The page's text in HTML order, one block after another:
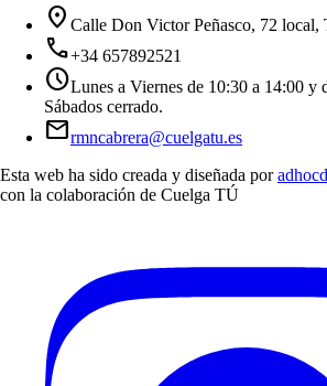
location_on Calle Don Victor Peñasco, 72 local,
call+34 657892521
scheduleLunes a Viernes de 10:30 a 14:00 y
Sábados cerrado.
mailrmncabrera@cuelgatu.es
Esta web ha sido creada y diseñada por
con la colaboración de Cuelga TÚ